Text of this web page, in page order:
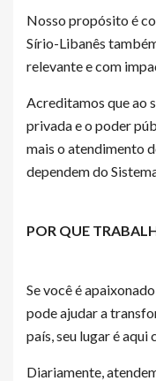
Nosso propósito é
Sírio-Libanês
relevante e com
Acreditamos que ao
privada e o poder
mais o atendimento
dependem do
POR QUE
Se você é
pode ajudar a
país, seu lugar é aqui
Diariamente,